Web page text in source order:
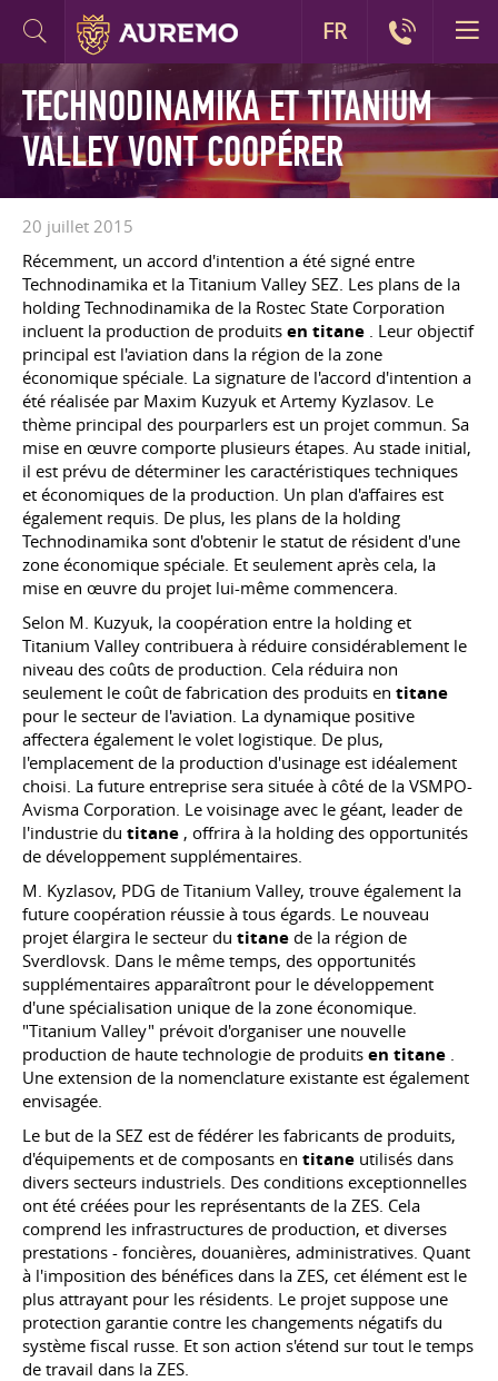
TECHNODINAMIKA ET TITANIUM
VALLEY VONT COOPÉRER
20 juillet 2015
Récemment, un accord d'intention a été signé entre
Technodinamika et la Titanium Valley SEZ. Les plans de la
holding Technodinamika de la Rostec State Corporation
incluent la production de produits en titane . Leur objectif
principal est l'aviation dans la région de la zone
économique spéciale. La signature de l'accord d'intention a
été réalisée par Maxim Kuzyuk et Artemy Kyzlasov. Le
thème principal des pourparlers est un projet commun. Sa
mise en œuvre comporte plusieurs étapes. Au stade initial,
il est prévu de déterminer les caractéristiques techniques
et économiques de la production. Un plan d'affaires est
également requis. De plus, les plans de la holding
Technodinamika sont d'obtenir le statut de résident d'une
zone économique spéciale. Et seulement après cela, la
mise en œuvre du projet lui-même commencera.
Selon M. Kuzyuk, la coopération entre la holding et
Titanium Valley contribuera à réduire considérablement le
niveau des coûts de production. Cela réduira non
seulement le coût de fabrication des produits en titane
pour le secteur de l'aviation. La dynamique positive
affectera également le volet logistique. De plus,
l'emplacement de la production d'usinage est idéalement
choisi. La future entreprise sera située à côté de la VSMPO-
Avisma Corporation. Le voisinage avec le géant, leader de
l'industrie du titane , offrira à la holding des opportunités
de développement supplémentaires.
M. Kyzlasov, PDG de Titanium Valley, trouve également la
future coopération réussie à tous égards. Le nouveau
projet élargira le secteur du titane de la région de
Sverdlovsk. Dans le même temps, des opportunités
supplémentaires apparaîtront pour le développement
d'une spécialisation unique de la zone économique.
"Titanium Valley" prévoit d'organiser une nouvelle
production de haute technologie de produits en titane .
Une extension de la nomenclature existante est également
envisagée.
Le but de la SEZ est de fédérer les fabricants de produits,
d'équipements et de composants en titane utilisés dans
divers secteurs industriels. Des conditions exceptionnelles
ont été créées pour les représentants de la ZES. Cela
comprend les infrastructures de production, et diverses
prestations - foncières, douanières, administratives. Quant
à l'imposition des bénéfices dans la ZES, cet élément est le
plus attrayant pour les résidents. Le projet suppose une
protection garantie contre les changements négatifs du
système fiscal russe. Et son action s'étend sur tout le temps
de travail dans la ZES.
FR